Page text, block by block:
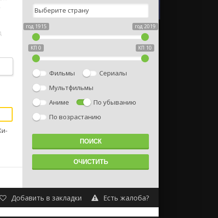
год 1915 год 2019
КП 0 КП 10
Фильмы
Сериалы
Мультфильмы
Аниме
По убыванию
По возрастанию
Добавить в закладки Есть жалоба?